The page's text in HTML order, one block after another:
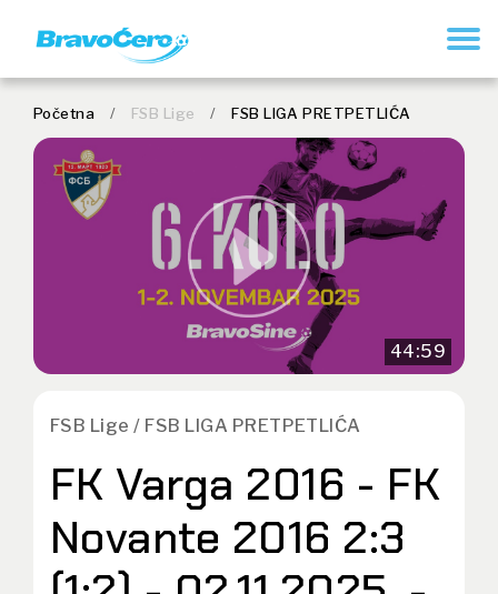
Početna / FSB Lige / FSB LIGA PRETPETLIĆA
44:59
FSB Lige / FSB LIGA PRETPETLIĆA
FK Varga 2016 - FK
Novante 2016 2:3